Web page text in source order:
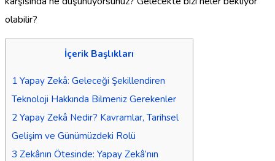
olabilir?
İçerik Başlıkları
1 Yapay Zekâ: Geleceği Şekillendiren
Teknoloji Hakkında Bilmeniz Gerekenler
2 Yapay Zekâ Nedir? Kavramlar, Tarihsel
Gelişim ve Günümüzdeki Rolü
3 Zekânın Ötesinde: Yapay Zekâ’nın